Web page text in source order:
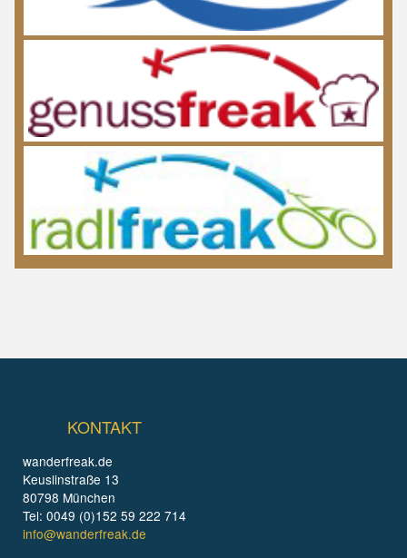
KONTAKT
wanderfreak.de
Keuslinstraße 13
80798 München
Tel: 0049 (0)152 59 222 714
info@wanderfreak.de